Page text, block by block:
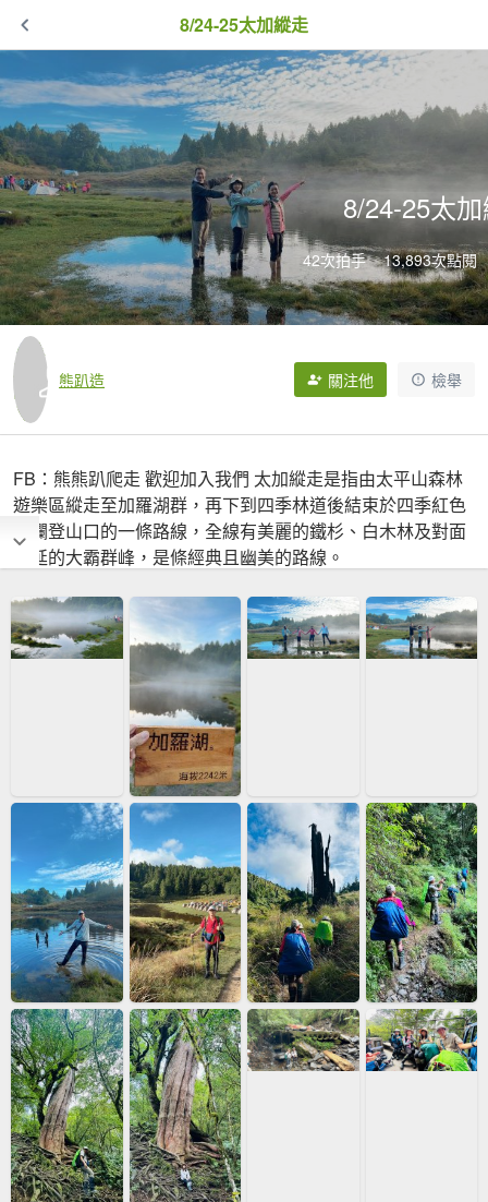
8/24-25太加縱走
8/24-25太
42次拍手 13,893次點閱
熊趴造 關注他 檢舉
FB：熊熊趴爬走 歡迎加入我們 太加縱走是指由太平山森林
遊樂區縱走至加羅湖群，再下到四季林道後結束於四季紅色
柵欄登山口的一條路線，全線有美麗的鐵杉、白木林及對面
綿延的大霸群峰，是條經典且幽美的路線。